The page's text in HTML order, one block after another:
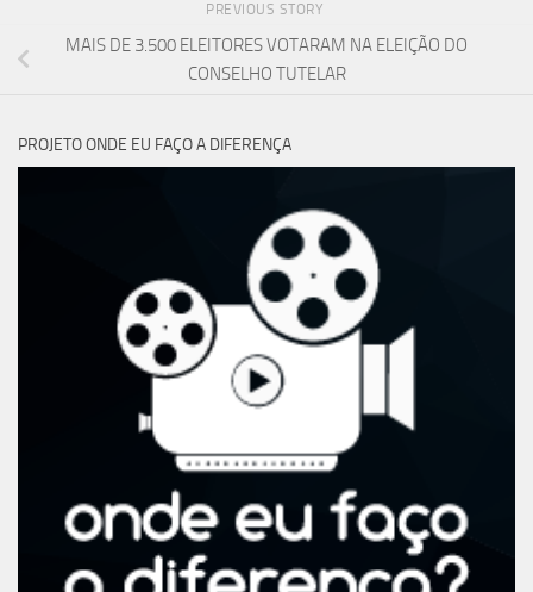
PREVIOUS STORY
MAIS DE 3.500 ELEITORES VOTARAM NA ELEIÇÃO DO
CONSELHO TUTELAR
PROJETO ONDE EU FAÇO A DIFERENÇA